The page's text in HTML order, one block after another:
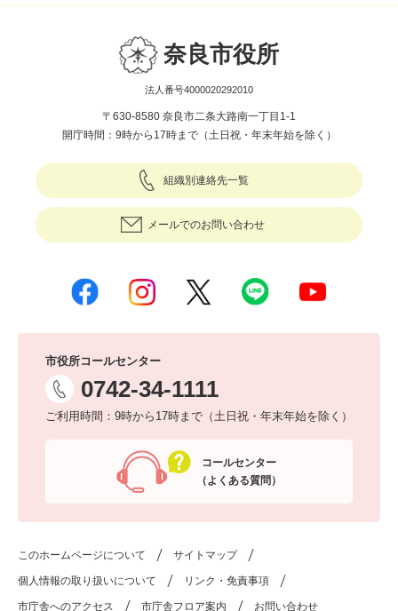
奈良市役所
法人番号4000020292010
〒630-8580 奈良市二条大路南一丁目1-1
開庁時間：9時から17時まで（土日祝・年末年始を除く）
組織別連絡先一覧
メールでのお問い合わせ
市役所コールセンター
0742-34-1111
ご利用時間：9時から17時まで（土日祝・年末年始を除く）
コールセンター
（よくある質問）
このホームページについて サイトマップ
個人情報の取り扱いについて リンク・免責事項
市庁舎へのアクセス 市庁舎フロア案内 お問い合わせ